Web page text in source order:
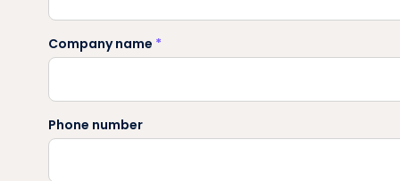
Company name *
Phone number